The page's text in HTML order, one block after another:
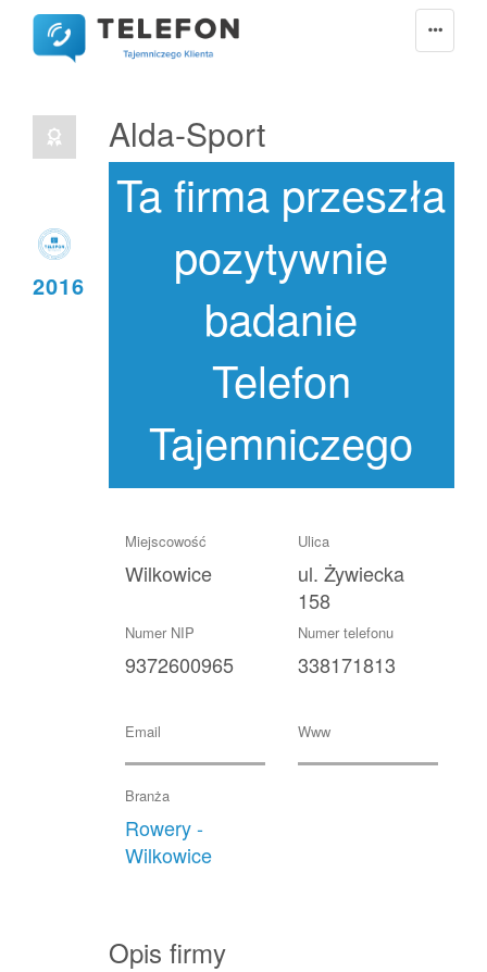
2016
Alda-Sport
Ta firma przeszła
pozytywnie
badanie
Telefon
Tajemniczego
Klienta
Data ostatniego badania: 0002-85-67 18:17:21
Miejscowość
Wilkowice
Ulica
ul. Żywiecka
158
Numer NIP
9372600965
Numer telefonu
338171813
Email Www
Branża
Rowery -
Wilkowice
Opis firmy